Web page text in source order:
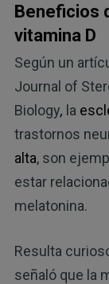
Beneficios
vitamina D
Según un
Journal of
Biology, la
trastornos
alta, son
estar
melatonina.
Resulta
señaló que la